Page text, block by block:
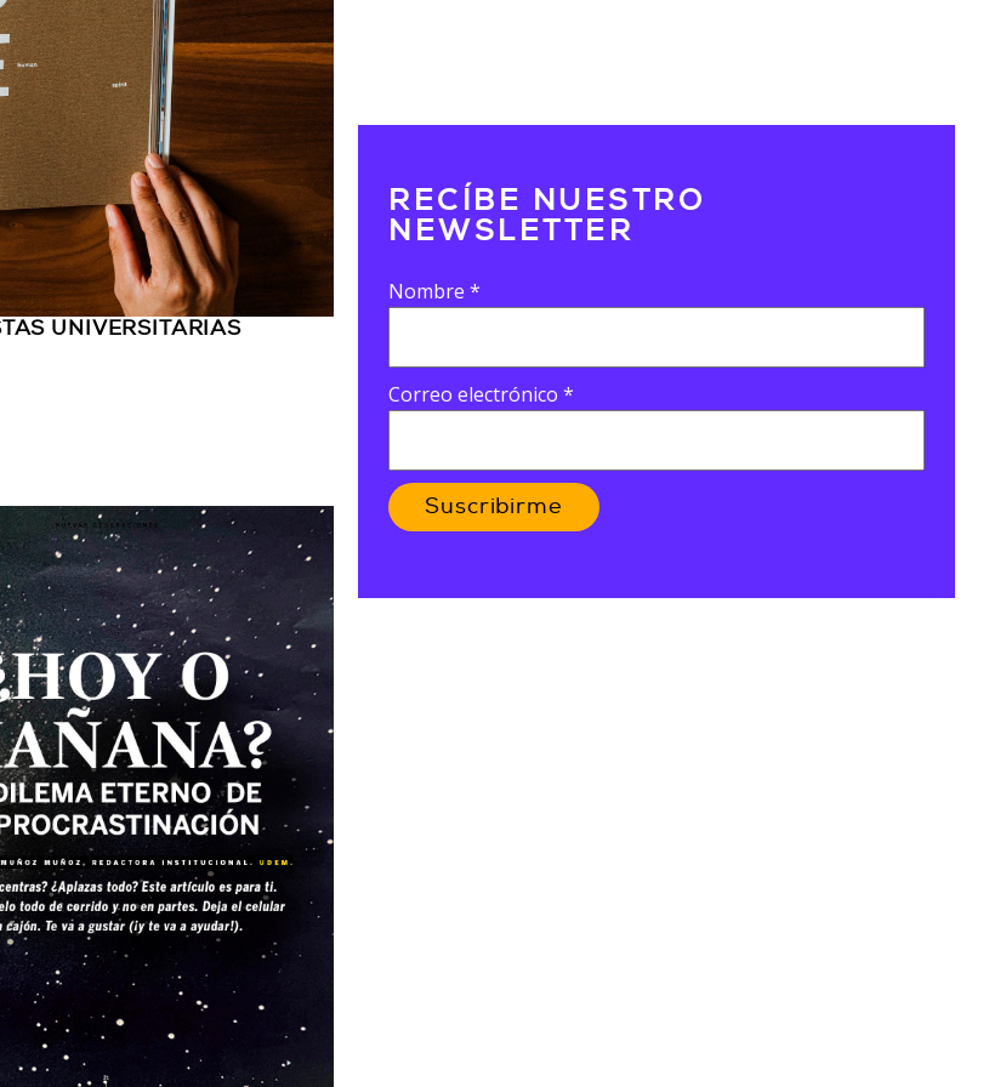
UNIVERSITARIAS
RECÍBE NUESTRO
NEWSLETTER
Nombre *
Correo electrónico *
Suscribirme